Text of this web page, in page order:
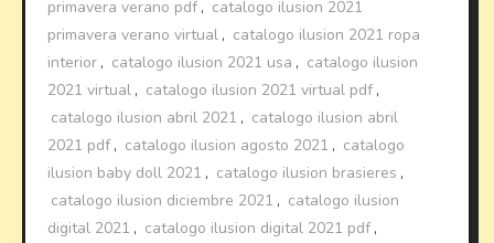
primavera verano pdf , catalogo ilusion 2021
primavera verano virtual , catalogo ilusion 2021 ropa
interior , catalogo ilusion 2021 usa , catalogo ilusion
2021 virtual , catalogo ilusion 2021 virtual pdf ,
catalogo ilusion abril 2021 , catalogo ilusion abril
2021 pdf , catalogo ilusion agosto 2021 , catalogo
ilusion baby doll 2021 , catalogo ilusion brasieres ,
catalogo ilusion diciembre 2021 , catalogo ilusion
digital 2021 , catalogo ilusion digital 2021 pdf ,